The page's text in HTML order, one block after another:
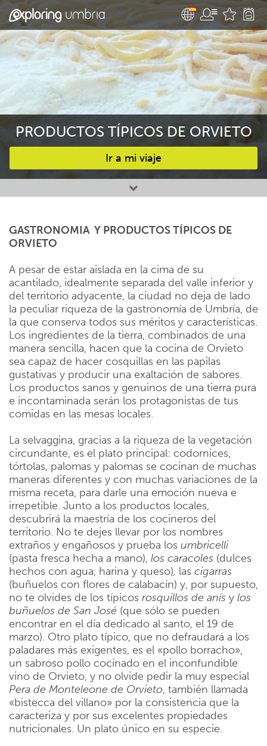
PRODUCTOS TÍPICOS DE ORVIETO
Ir a mi viaje
Favourites
GASTRONOMIA Y PRODUCTOS TÍPICOS DE
ORVIETO
A pesar de estar aislada en la cima de su
acantilado, idealmente separada del valle inferior y
del territorio adyacente, la ciudad no deja de lado
la peculiar riqueza de la gastronomía de Umbría, de
la que conserva todos sus méritos y características.
Los ingredientes de la tierra, combinados de una
manera sencilla, hacen que la cocina de Orvieto
sea capaz de hacer cosquillas en las papilas
gustativas y producir una exaltación de sabores.
Los productos sanos y genuinos de una tierra pura
e incontaminada serán los protagonistas de tus
comidas en las mesas locales.
La selvaggina, gracias a la riqueza de la vegetación
circundante, es el plato principal: codornices,
tórtolas, palomas y palomas se cocinan de muchas
maneras diferentes y con muchas variaciones de la
misma receta, para darle una emoción nueva e
irrepetible. Junto a los productos locales,
descubrirá la maestría de los cocineros del
territorio. No te dejes llevar por los nombres
extraños y engañosos y prueba los umbricelli
(pasta fresca hecha a mano), los caracoles (dulces
hechos con agua, harina y queso), las cigarras
(buñuelos con flores de calabacín) y, por supuesto,
no te olvides de los típicos rosquillos de anís y los
buñuelos de San José (que sólo se pueden
encontrar en el día dedicado al santo, el 19 de
marzo). Otro plato típico, que no defraudará a los
paladares más exigentes, es el «pollo borracho»,
un sabroso pollo cocinado en el inconfundible
vino de Orvieto, y no olvide pedir la muy especial
Pera de Monteleone de Orvieto, también llamada
«bistecca del villano» por la consistencia que la
caracteriza y por sus excelentes propiedades
nutricionales. Un plato único en su especie.